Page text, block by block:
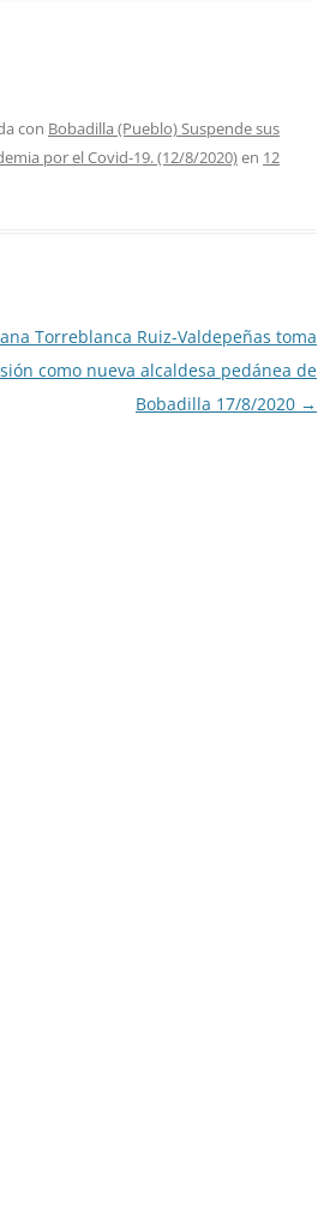
con Bobadilla (Pueblo) Suspende sus
por el Covid-19. (12/8/2020)en 12
Torreblanca Ruiz-Valdepeñas toma
como nueva alcaldesa pedánea de
Bobadilla 17/8/2020 →